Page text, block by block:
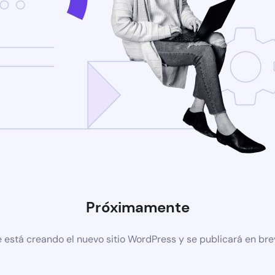
Próximamente
está creando el nuevo sitio WordPress y se publicará en